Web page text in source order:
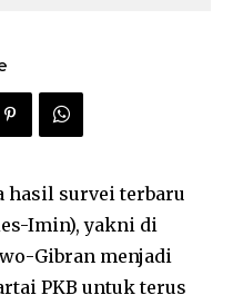
hasil survei terbaru
Imin), yakni di
Gibran menjadi
PKB untuk terus